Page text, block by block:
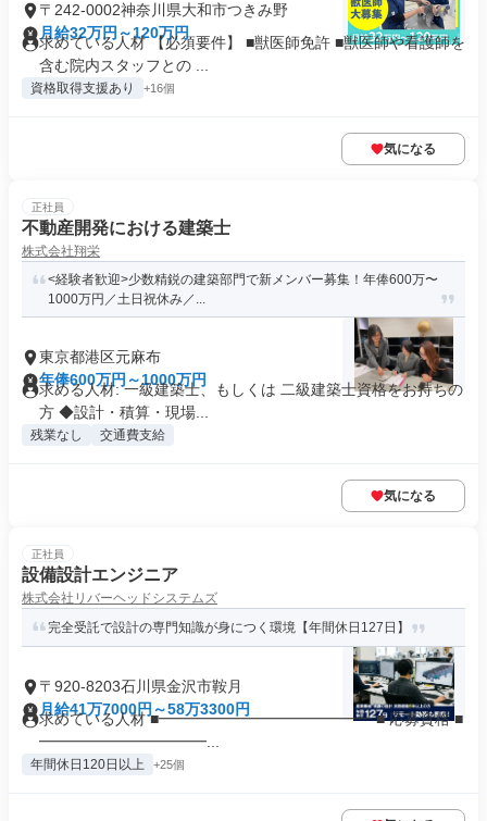
〒242-0002神奈川県大和市つきみ野
月給32万円～120万円
求めている人材 【必須要件】 ■獣医師免許 ■獣医師や看護師を
含む院内スタッフとの ...
資格取得支援あり +16個
気になる
正社員
不動産開発における建築士
株式会社翔栄
<経験者歓迎>少数精鋭の建築部門で新メンバー募集！年俸600万〜
1000万円／土日祝休み／...
東京都港区元麻布
年俸600万円～1000万円
求める人材: 一級建築士、もしくは 二級建築士資格をお持ちの
方 ◆設計・積算・現場...
残業なし 交通費支給
気になる
正社員
設備設計エンジニア
株式会社リバーヘッドシステムズ
完全受託で設計の専門知識が身につく環境【年間休日127日】
〒920-8203石川県金沢市鞍月
月給41万7000円～58万3300円
求めている人材 ■━━━━━━━━━━━━━━ ■ 応募資格 ■
━━━━━━━━━━━...
年間休日120日以上 +25個